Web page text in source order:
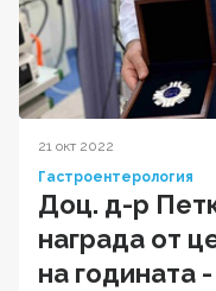
21 окт 2022
Гастроентерология
Доц. д-р
награда от
на годината